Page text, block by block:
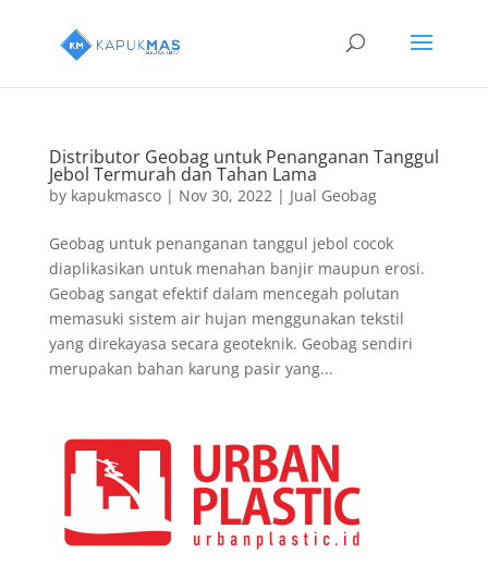
Distributor Geobag untuk Penanganan Tanggul
Jebol Termurah dan Tahan Lama
by kapukmasco| Nov 30, 2022| Jual Geobag
Geobag untuk penanganan tanggul jebol cocok
diaplikasikan untuk menahan banjir maupun erosi.
Geobag sangat efektif dalam mencegah polutan
memasuki sistem air hujan menggunakan tekstil
yang direkayasa secara geoteknik. Geobag sendiri
merupakan bahan karung pasir yang...